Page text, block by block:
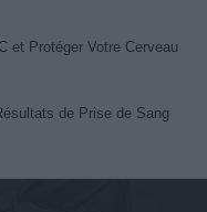
et Protéger Votre Cerveau
de Prise de Sang